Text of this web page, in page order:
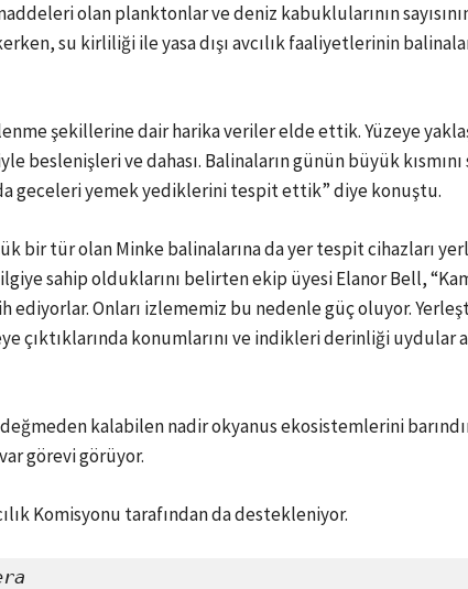
olan planktonlar ve deniz kabuklularının
su kirliliği ile yasa dışı avcılık faaliyetlerinin
şekillerine dair harika veriler elde ettik. Yüzeye
beslenişleri ve dahası. Balinaların günün büyük
geceleri yemek yediklerini tespit ettik” diye konuştu.
bir tür olan Minke balinalarına da yer tespit cihazları
sahip olduklarını belirten ekip üyesi Elanor Bell,
ediyorlar. Onları izlememiz bu nedenle güç oluyor.
çıktıklarında konumlarını ve indikleri derinliği uydular
kalabilen nadir okyanus ekosistemlerini
görevi görüyor.
Komisyonu tarafından da destekleniyor.